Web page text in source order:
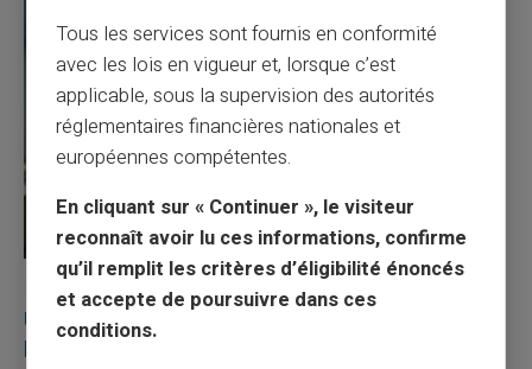
27/07/2026 Carte prépayée
Utilisation responsable du paiement mobile avec
la carte Veritas
Tous les services sont fournis en conformité
avec les lois en vigueur et, lorsque c’est
applicable, sous la supervision des autorités
réglementaires financières nationales et
européennes compétentes.
En cliquant sur « Continuer », le visiteur
reconnaît avoir lu ces informations, confirme
qu’il remplit les critères d’éligibilité énoncés
et accepte de poursuivre dans ces
conditions.